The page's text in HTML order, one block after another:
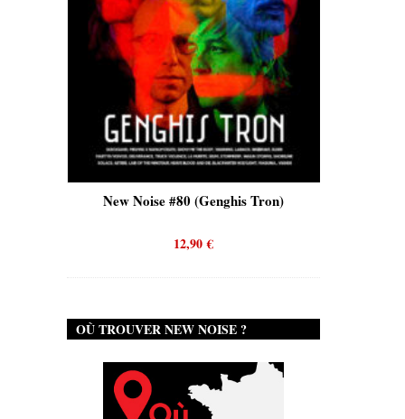
New Noise #80 (Genghis Tron)
12,90€
OÙ TROUVER NEW NOISE ?